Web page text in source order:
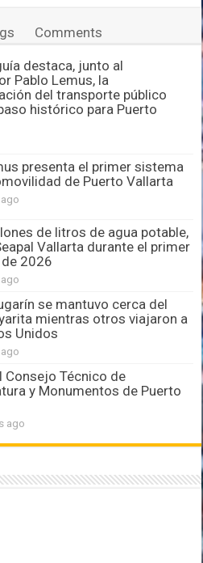
Comments
destaca, junto al
Pablo Lemus, la
del transporte público
histórico para Puerto
presenta el primer sistema
de Puerto Vallarta
de litros de agua potable,
Vallarta durante el primer
2026
se mantuvo cerca del
mientras otros viajaron a
Unidos
Consejo Técnico de
y Monumentos de Puerto
ago